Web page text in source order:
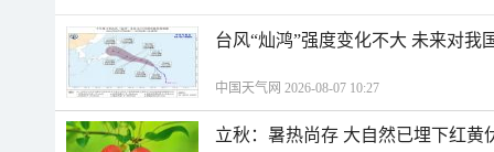
台风“灿鸿”强度变化不大 未来对我
中国天气网 2026-08-07 10:27
立秋：暑热尚存 大自然已埋下红黄